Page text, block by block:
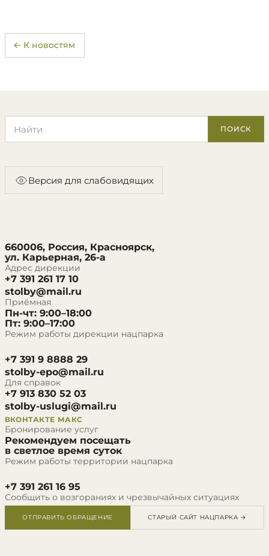
← К новостям
ПОИСК
Версия для слабовидящих
660006, Россия, Красноярск,
ул. Карьерная, 26-а
Адрес дирекции
+7 391 261 17 10
stolby@mail.ru
Приёмная
Пн-чт: 9:00–18:00
Пт: 9:00–17:00
Режим работы дирекции нацпарка
+7 391 9 8888 29
stolby-epo@mail.ru
Для справок
+7 913 830 52 03
stolby-uslugi@mail.ru
ВКОНТАКТЕ МАКС
Бронирование услуг
Рекомендуем посещать
в светлое время суток
Режим работы территории нацпарка
+7 391 261 16 95
Сообщить о возгораниях и чрезвычайных ситуациях
ОТПРАВИТЬ ОБРАЩЕНИЕ СТАРЫЙ САЙТ НАЦПАРКА →